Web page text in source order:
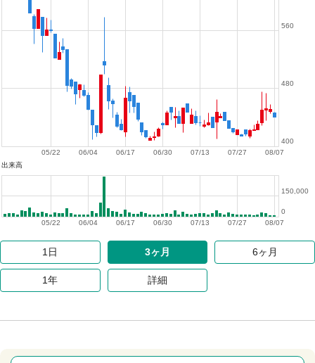
08/07
07/27
07/13
06/30
06/17
06/04
05/22
400
480
560
出来高
08/07
07/27
07/13
06/30
06/17
06/04
05/22
0
150,000
1日 3ヶ月 6ヶ月
1年 詳細